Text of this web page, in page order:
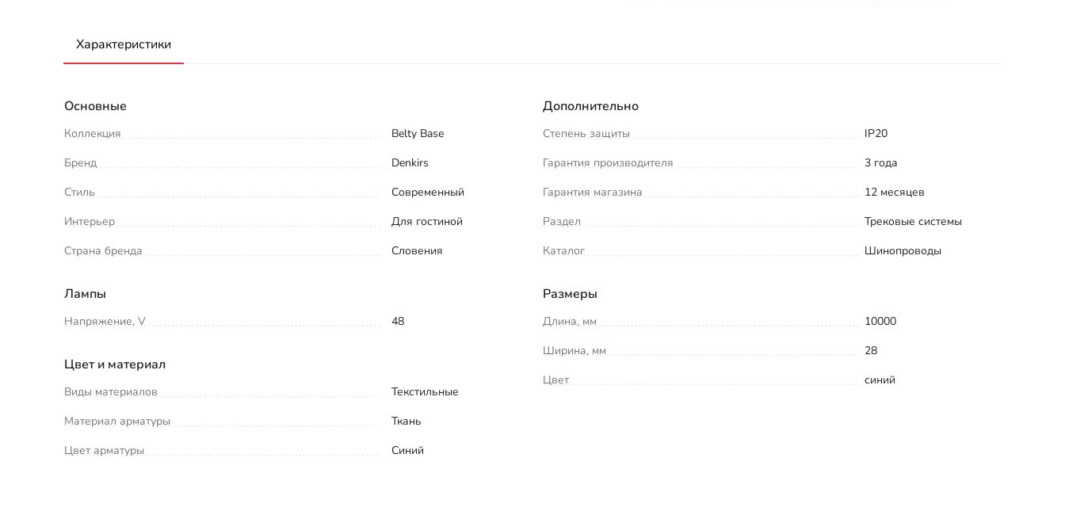
Характеристики
Основные
Коллекция
Belty Base
Бренд
Denkirs
Стиль
Современный
Интерьер
Для гостиной
Страна бренда
Словения
Лампы
Напряжение, V 48
Цвет и материал
Виды материалов
Текстильные
Материал арматуры
Ткань
Цвет арматуры
Синий
Дополнительно
Степень защиты
IP20
Гарантия производителя
3 года
Гарантия магазина
12 месяцев
Раздел
Трековые системы
Каталог
Шинопроводы
Размеры
Длина, мм
10000
Ширина, мм
28
Цвет
синий